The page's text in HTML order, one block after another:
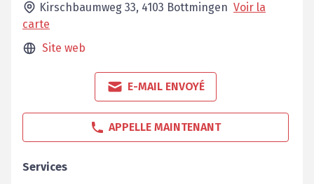
Kirschbaumweg 33, 4103 Bottmingen Voir la
carte
Site web
E-MAIL ENVOYÉ
APPELLE MAINTENANT
Services